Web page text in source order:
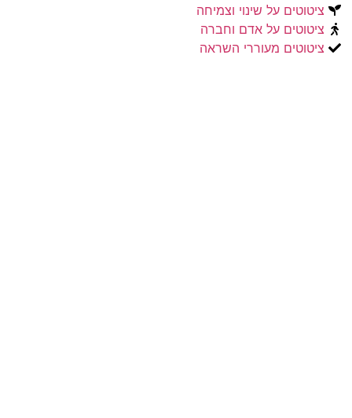
ציטוטים על שינוי וצמיחה
ציטוטים על אדם וחברה
ציטוטים מעוררי השראה